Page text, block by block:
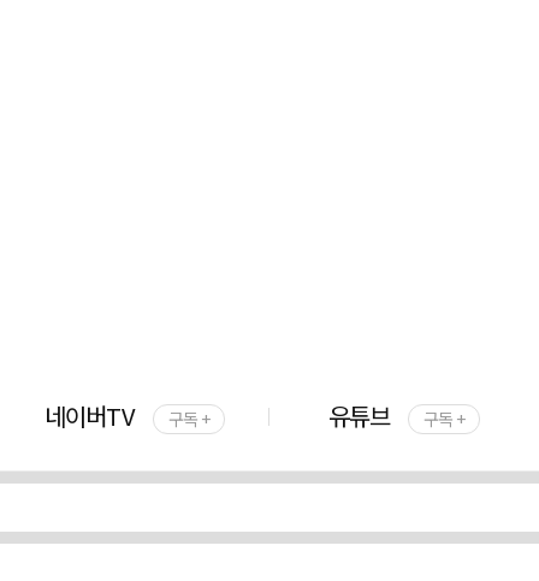
네이버TV 구독 + 유튜브 구독 +